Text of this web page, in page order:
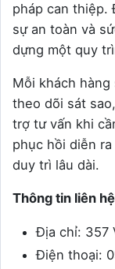
pháp can thiệp.
sự an toàn và
dựng một quy
Mỗi khách
theo dõi sát
trợ tư vấn khi
phục hồi diễn
duy trì lâu dài.
Thông tin liên
Địa chỉ: 357
Điện thoại: